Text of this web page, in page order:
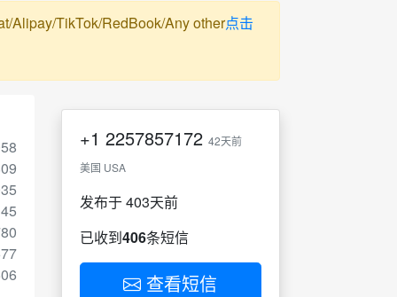
Alipay/TikTok/RedBook/Any other点击
+1 2257857172 42天前
美国 USA
发布于 403天前
已收到406条短信
查看短信